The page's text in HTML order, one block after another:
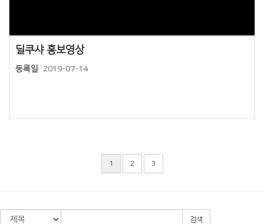
딜쿠샤 홍보영상
등록일 2019-07-14
1 2 3
검색